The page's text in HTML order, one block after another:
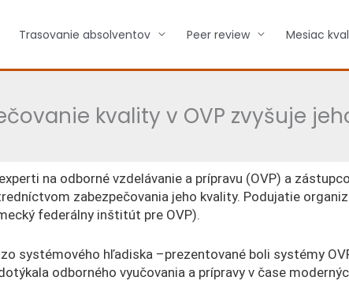
Trasovanie absolventov Peer review Mesiac
kvality v OVP zvyšuje
na odborné vzdelávanie a prípravu (OVP) a
zabezpečovania jeho kvality. Podujatie
federálny inštitút pre OVP).
systémového hľadiska –prezentované boli systémy
odborného vyučovania a prípravy v čase